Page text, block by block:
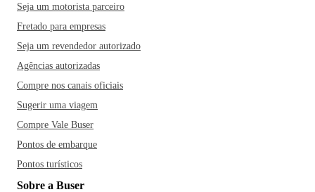
Seja um motorista parceiro
Fretado para empresas
Seja um revendedor autorizado
Agências autorizadas
Compre nos canais oficiais
Sugerir uma viagem
Compre Vale Buser
Pontos de embarque
Pontos turísticos
Sobre a Buser